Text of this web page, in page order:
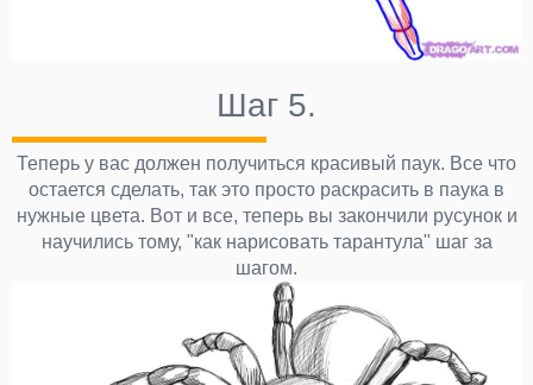
Шаг 5.
Теперь у вас должен получиться красивый паук. Все что
остается сделать, так это просто раскрасить в паука в
нужные цвета. Вот и все, теперь вы закончили русунок и
научились тому, "как нарисовать тарантула" шаг за
шагом.